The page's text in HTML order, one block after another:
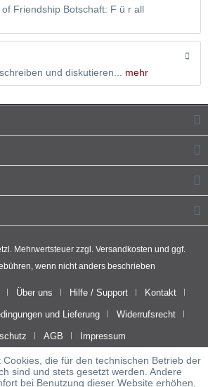
Friendship Botschaft: F ü r all
und diskutieren...
mehr
Mehrwertsteuer zzgl. Versandkosten und ggf.
wenn nicht anders beschrieben
Über uns Hilfe / Support Kontakt
und Lieferung Widerrufsrecht
AGB Impressum
Cookies, die für den technischen Betrieb der
sind und stets gesetzt werden. Andere
bei Benutzung dieser Website erhöhen,